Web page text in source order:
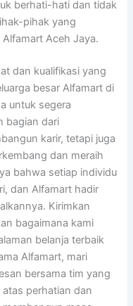
berhati-hati dan tidak
pihak yang
Aceh Jaya.
dan kualifikasi yang
besar Alfamart di
untuk segera
bagian dari
karir, tetapi juga
dan meraih
bahwa setiap individu
dan Alfamart hadir
Kirimkan
bagaimana kami
belanja terbaik
Alfamart, mari
bersama tim yang
perhatian dan